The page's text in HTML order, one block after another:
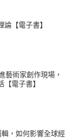
報》、《明日
、經濟、金融內
長俞國華，撰寫
版《財經大員的私
學》、《總統先
招》、《十信風
【電子書】
藝術家創作現場，
電子書】
，如何影響全球經